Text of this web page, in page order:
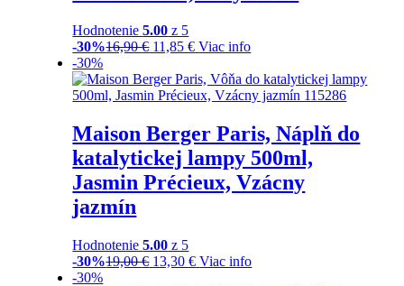
Hodnotenie5.00 z 5
-30%16,90€ 11,85€ Viac info
-30%
Maison Berger Paris, Náplň do
katalytickej lampy 500ml,
Jasmin Précieux, Vzácny
jazmín
Hodnotenie5.00 z 5
-30%19,00€ 13,30€ Viac info
-30%